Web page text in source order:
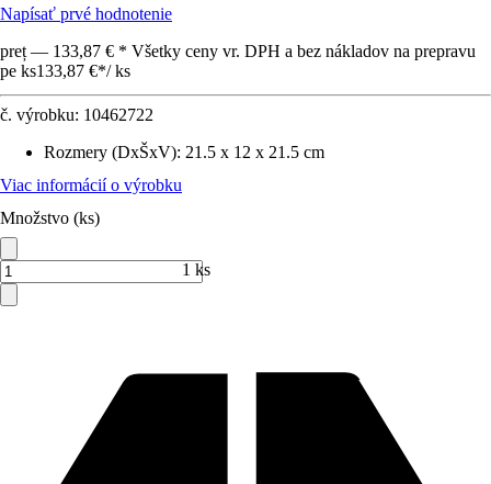
Napísať prvé hodnotenie
preț — 133,87 € * Všetky ceny vr. DPH a bez nákladov na prepravu
pe ks133,87 €*/ ks
č. výrobku: 10462722
Rozmery (DxŠxV): 21.5 x 12 x 21.5 cm
Viac informácií o výrobku
Množstvo (ks)
1 ks